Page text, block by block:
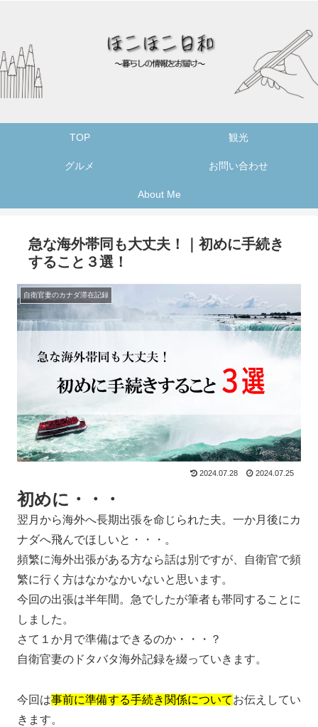
TOP 観光
グルメ お問い合わせ
About Me
急な海外帯同も大丈夫！｜初めに手続き
すること３選！
自衛官妻のカナダ滞在記録
2024.07.28 2024.07.25
初めに・・・
翌月から海外へ長期出張を命じられた夫。一か月後にカ
ナダへ飛んでほしいと・・・。
頻繁に海外出張がある方なら話は別ですが、自衛官で頻
繁に行く方はなかなかいないと思います。
今回の出張は半年間。急でしたが筆者も帯同することに
しました。
さて１か月で準備はできるのか・・・？
自衛官妻のドタバタ海外記録を綴っていきます。
今回は事前に準備する手続き関係についてお伝えしてい
きます。